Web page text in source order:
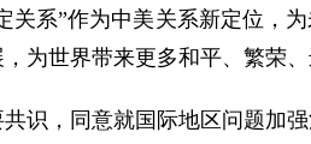
关系”作为中美关系新定位，
为世界带来更多和平、繁荣、
识，同意就国际地区问题加强